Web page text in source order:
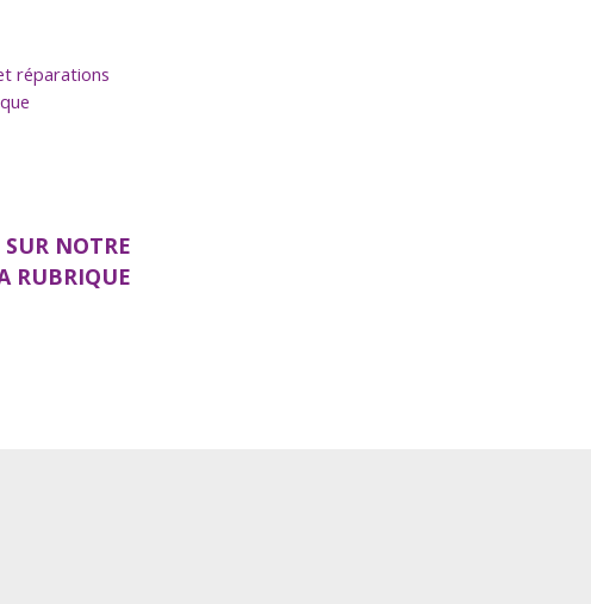
réparations
NOTRE
RUBRIQUE